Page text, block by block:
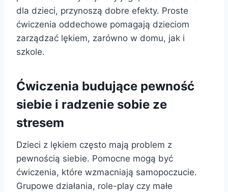
dla dzieci, przynoszą dobre efekty. Proste
ćwiczenia oddechowe pomagają dzieciom
zarządzać lękiem, zarówno w domu, jak i
szkole.
Ćwiczenia budujące pewność
siebie i radzenie sobie ze
stresem
Dzieci z lękiem często mają problem z
pewnością siebie. Pomocne mogą być
ćwiczenia, które wzmacniają samopoczucie.
Grupowe działania, role-play czy małe